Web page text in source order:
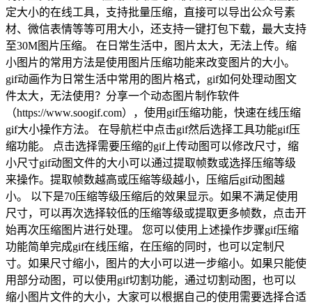
定大小的在线工具，支持批量压缩，直接可以导出公众号素
材、微信表情等等可用大小，还支持一键打包下载，最大支持
至30M图片压缩。 在日常生活中，图片太大，无法上传。缩
小图片的常用方法是使用图片压缩功能来改变图片的大小。
gif动画作为日常生活中常用的图片格式，gif如何处理动图文
件太大，无法使用？分享一个动态图片制作软件
（https://www.soogif.com），使用gif压缩功能，快速在线压缩
gif大小操作方法。 在导航栏中点击gif然后选择工具功能gif压
缩功能。 点击选择需要压缩的gif上传动图可以修改尺寸，缩
小尺寸gif动图文件的大小可以通过提取帧数或选择压缩等级
来操作。提取帧数越高或压缩等级越小，压缩后gif动图越
小。 以下是70压缩等级压缩后的效果显示。如果不满足使用
尺寸，可以再次选择较低的压缩等级或提取更多帧数，点击开
始再次压缩图片进行处理。 您可以使用上述操作步骤gif压缩
功能简单完成gif在线压缩，在压缩的同时，也可以定制尺
寸。如果尺寸缩小，图片的大小可以进一步缩小。如果只能使
用部分动图，可以使用gif切割功能，通过切割动图，也可以
缩小图片文件的大小，大家可以根据自己的使用需要选择合适